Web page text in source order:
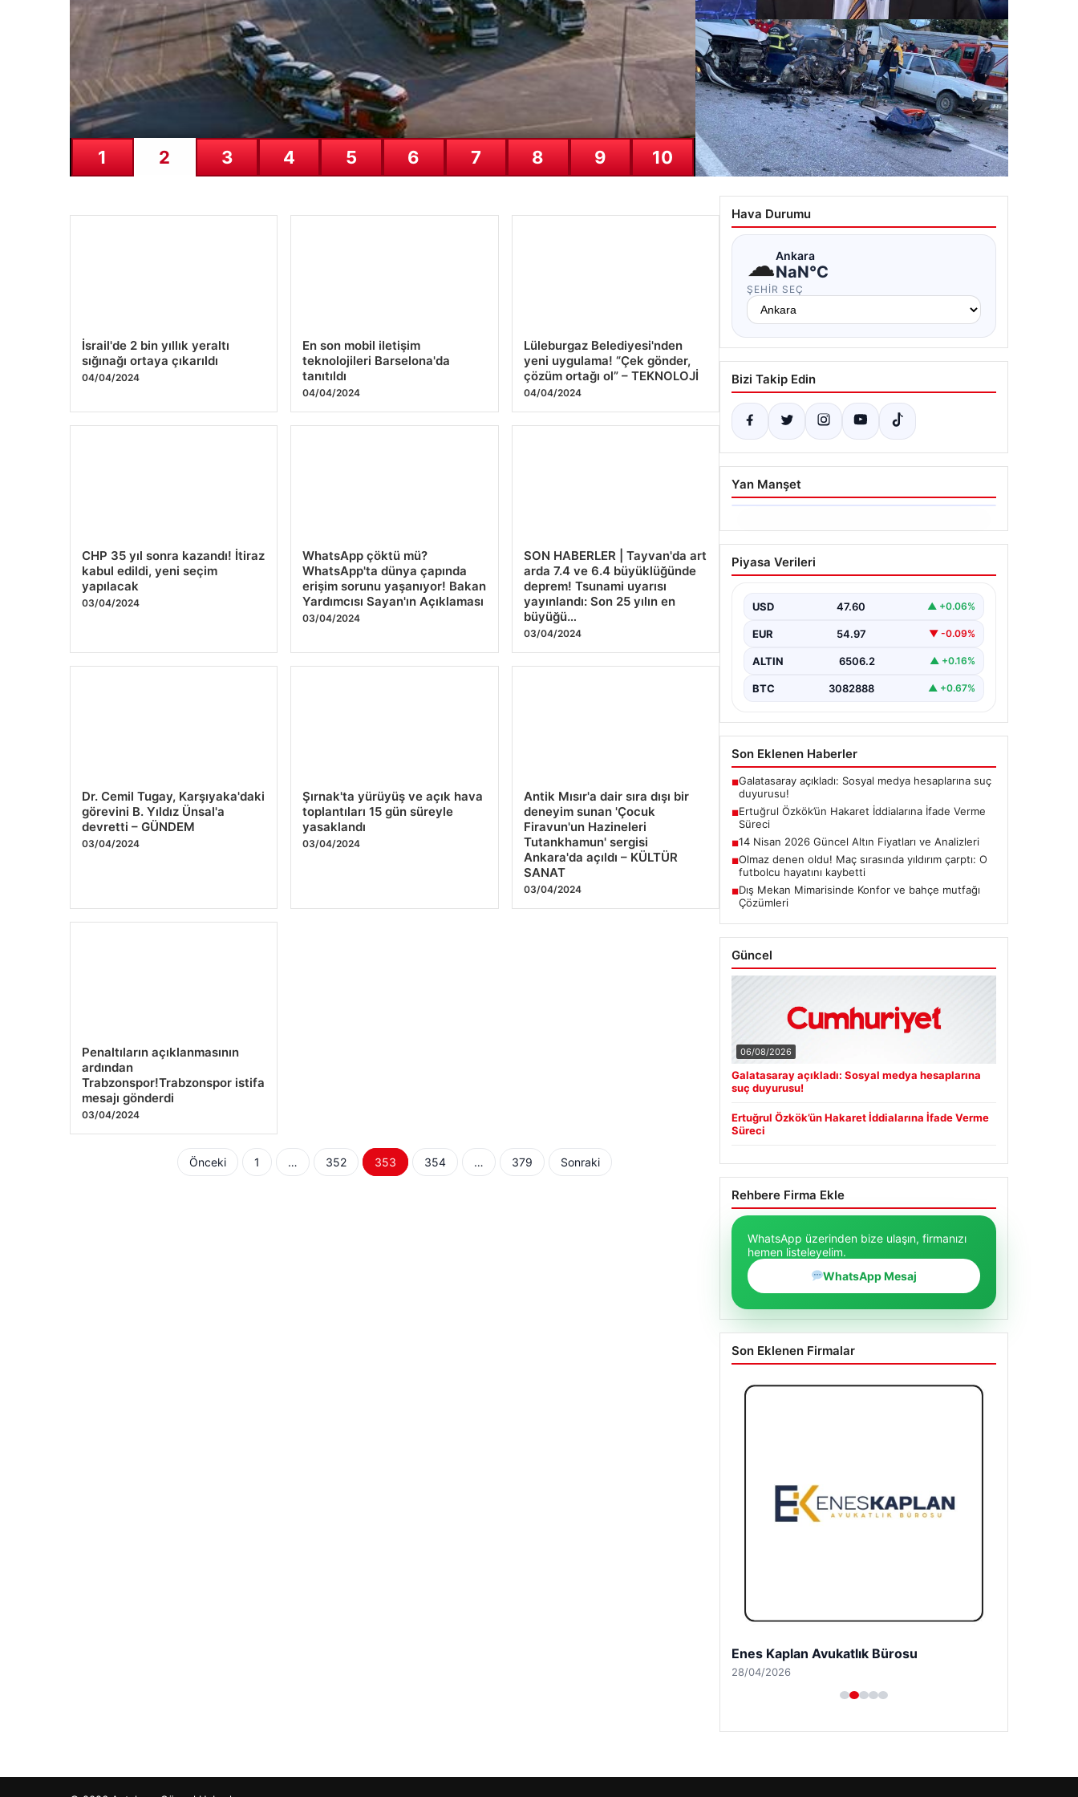
1 2 3 4 5 6 7 8 9 10
Gözaltındaki Ahmet Çakar anjiyo için hastaneye sevk
edildi
08.12.2025 23:28
Karşı Şeride Geçen Araç Feci Kazaya Neden Oldu: İki
Ölü, Üç Yaralı
08.12.2025 11:13
İsrail'de 2 bin yıllık yeraltı
sığınağı ortaya çıkarıldı
04/04/2024
En son mobil iletişim
teknolojileri Barselona'da
tanıtıldı
04/04/2024
Lüleburgaz Belediyesi'nden
yeni uygulama! “Çek gönder,
çözüm ortağı ol” – TEKNOLOJİ
04/04/2024
CHP 35 yıl sonra kazandı! İtiraz
kabul edildi, yeni seçim
yapılacak
03/04/2024
WhatsApp çöktü mü?
WhatsApp'ta dünya çapında
erişim sorunu yaşanıyor! Bakan
Yardımcısı Sayan'ın Açıklaması
03/04/2024
SON HABERLER | Tayvan'da art
arda 7.4 ve 6.4 büyüklüğünde
deprem! Tsunami uyarısı
yayınlandı: Son 25 yılın en
büyüğü…
03/04/2024
Dr. Cemil Tugay, Karşıyaka'daki
görevini B. Yıldız Ünsal'a
devretti – GÜNDEM
03/04/2024
Şırnak'ta yürüyüş ve açık hava
toplantıları 15 gün süreyle
yasaklandı
03/04/2024
Antik Mısır'a dair sıra dışı bir
deneyim sunan 'Çocuk
Firavun'un Hazineleri
Tutankhamun' sergisi
Ankara'da açıldı – KÜLTÜR
SANAT
03/04/2024
Penaltıların açıklanmasının
ardından
Trabzonspor!Trabzonspor istifa
mesajı gönderdi
03/04/2024
Yazı
Önceki 1 … 352 353 354 … 379 Sonraki
Hava Durumu
☁Ankara
NaN°C
ŞEHIR SEÇ
Bizi Takip Edin
Yan Manşet
Ertuğrul Özkök’ün Hakaret
İddialarına İfade Verme Süreci
Cumhurbaşkanına hakaret iddialarıyla
yürütülen soruşturma kapsamında İstanbul
Adalet…
Piyasa Verileri
USD 47.60 ▲ +0.06%
EUR 54.97 ▼ -0.09%
ALTIN 6506.2 ▲ +0.16%
BTC 3082888 ▲ +0.67%
Son Eklenen Haberler
■Galatasaray açıkladı: Sosyal medya hesaplarına suç
duyurusu!
■Ertuğrul Özkök’ün Hakaret İddialarına İfade Verme
Süreci
■14 Nisan 2026 Güncel Altın Fiyatları ve Analizleri
■Olmaz denen oldu! Maç sırasında yıldırım çarptı: O
futbolcu hayatını kaybetti
■Dış Mekan Mimarisinde Konfor ve bahçe mutfağı
Çözümleri
Güncel
06/08/2026
Galatasaray açıkladı: Sosyal medya hesaplarına
suç duyurusu!
Ertuğrul Özkök’ün Hakaret İddialarına İfade Verme
Süreci
Rehbere Firma Ekle
WhatsApp üzerinden bize ulaşın, firmanızı
hemen listeleyelim.
WhatsApp Mesaj
Son Eklenen Firmalar
Enes Kaplan Avukatlık Bürosu
28/04/2026